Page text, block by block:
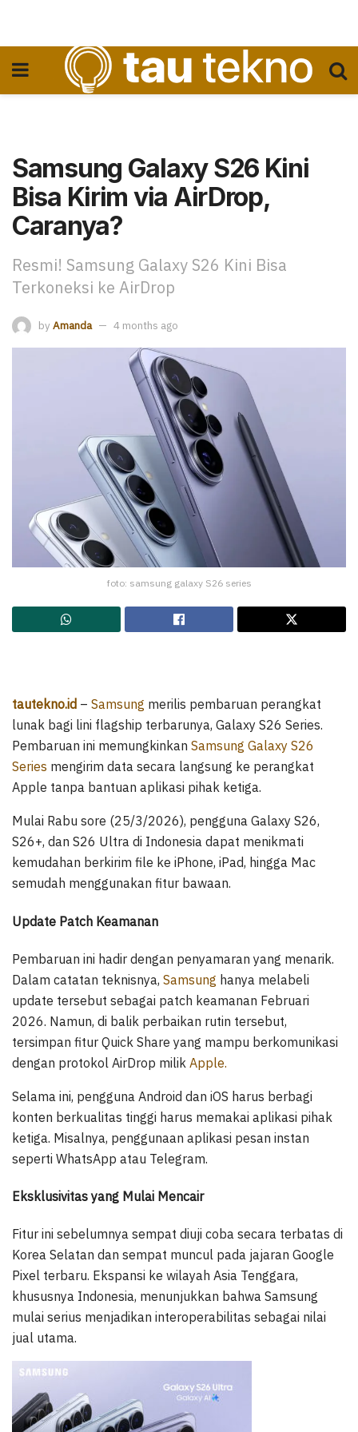
Samsung Galaxy S26 Kini
Bisa Kirim via AirDrop,
Caranya?
Resmi! Samsung Galaxy S26 Kini Bisa
Terkoneksi ke AirDrop
by Amanda 4 months ago
foto: samsung galaxy S26 series
tautekno.id – Samsung merilis pembaruan perangkat
lunak bagi lini flagship terbarunya, Galaxy S26 Series.
Pembaruan ini memungkinkan Samsung Galaxy S26
Series mengirim data secara langsung ke perangkat
Apple tanpa bantuan aplikasi pihak ketiga.
Mulai Rabu sore (25/3/2026), pengguna Galaxy S26,
S26+, dan S26 Ultra di Indonesia dapat menikmati
kemudahan berkirim file ke iPhone, iPad, hingga Mac
semudah menggunakan fitur bawaan.
Update Patch Keamanan
Pembaruan ini hadir dengan penyamaran yang menarik.
Dalam catatan teknisnya, Samsung hanya melabeli
update tersebut sebagai patch keamanan Februari
2026. Namun, di balik perbaikan rutin tersebut,
tersimpan fitur Quick Share yang mampu berkomunikasi
dengan protokol AirDrop milik Apple.
Selama ini, pengguna Android dan iOS harus berbagi
konten berkualitas tinggi harus memakai aplikasi pihak
ketiga. Misalnya, penggunaan aplikasi pesan instan
seperti WhatsApp atau Telegram.
Eksklusivitas yang Mulai Mencair
Fitur ini sebelumnya sempat diuji coba secara terbatas di
Korea Selatan dan sempat muncul pada jajaran Google
Pixel terbaru. Ekspansi ke wilayah Asia Tenggara,
khususnya Indonesia, menunjukkan bahwa Samsung
mulai serius menjadikan interoperabilitas sebagai nilai
jual utama.